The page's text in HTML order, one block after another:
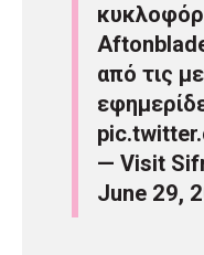
από τις
— Visit
June 29,